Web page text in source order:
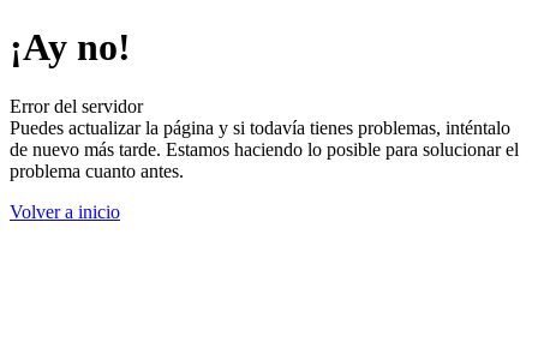
¡Ay no!
Error del servidor
Puedes actualizar la página y si todavía tienes problemas, inténtalo
de nuevo más tarde. Estamos haciendo lo posible para solucionar el
problema cuanto antes.
Volver a inicio